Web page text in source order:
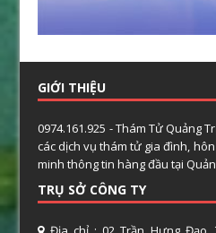
GIỚI THIỆU
0974.161.925 - Thám Tử Quảng
các dịch vụ thám tử gia đình,
minh thông tin hàng đầu tại
TRỤ SỞ CÔNG TY